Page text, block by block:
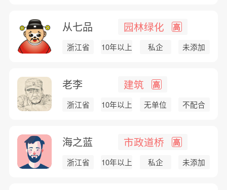
从七品 园林绿化 高
浙江省 10年以上 私企 未添加
老李 建筑 高
浙江省 10年以上 无单位 不配合
海之蓝 市政道桥 高
浙江省 10年以上 私企 未添加